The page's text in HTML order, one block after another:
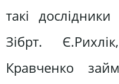
такі
Зібрт.
Кравченко